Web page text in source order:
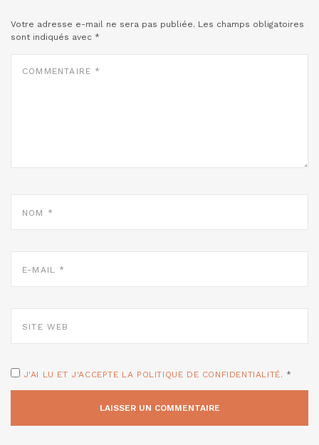
Votre adresse e-mail ne sera pas publiée. Les champs obligatoires
sont indiqués avec *
MAIL
WEB
J'AI LU ET J'ACCEPTE LA POLITIQUE DE CONFIDENTIALITÉ. *